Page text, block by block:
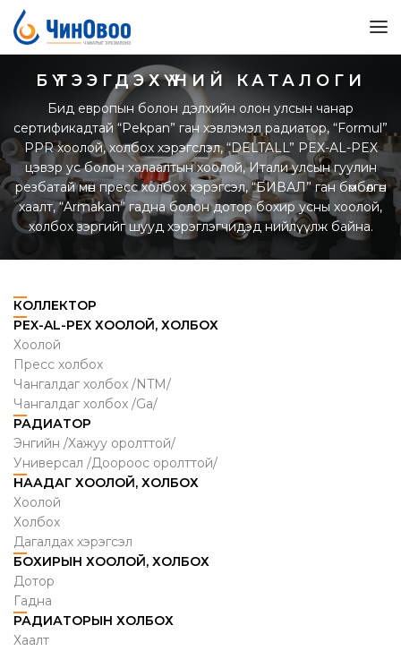
БҮТЭЭГДЭХҮҮНИЙ КАТАЛОГИ
Бид европын болон дэлхийн олон улсын чанар
сертификадтай “Pekpan” ган хэвлэмэл радиатор, “Formul”
PPR хоолой, холбох хэрэгслэл, “DELTALL” PEX-AL-PEX
цэвэр ус болон халаалтын хоолой, Итали улсын гуулин
резбатай мөн пресс холбох хэрэгсэл, “БИВАЛ” ган бөмбөлгөн
хаалт, “Armakan” гадна болон дотор бохир усны хоолой,
холбох зэргийг шууд хэрэглэгчидэд нийлүүлж байна.
КОЛЛЕКТОР
PEX-AL-PEX ХООЛОЙ, ХОЛБОХ
Хоолой
Пресс холбох
Чангалдаг холбох /NTM/
Чангалдаг холбох /Ga/
РАДИАТОР
Энгийн /Хажуу оролттой/
Универсал /Доороос оролттой/
НААДАГ ХООЛОЙ, ХОЛБОХ
Хоолой
Холбох
Дагалдах хэрэгсэл
БОХИРЫН ХООЛОЙ, ХОЛБОХ
Дотор
Гадна
РАДИАТОРЫН ХОЛБОХ
Хаалт